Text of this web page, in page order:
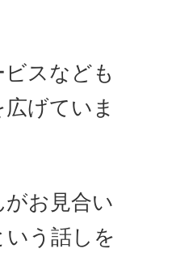
スなども
げていま
お見合い
う話しを